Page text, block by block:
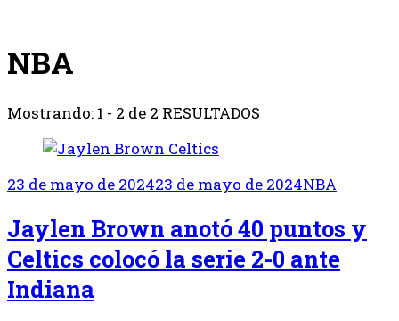
NBA
Mostrando: 1 - 2 de 2 RESULTADOS
23 de mayo de 202423 de mayo de 2024NBA
Jaylen Brown anotó 40 puntos y
Celtics colocó la serie 2-0 ante
Indiana